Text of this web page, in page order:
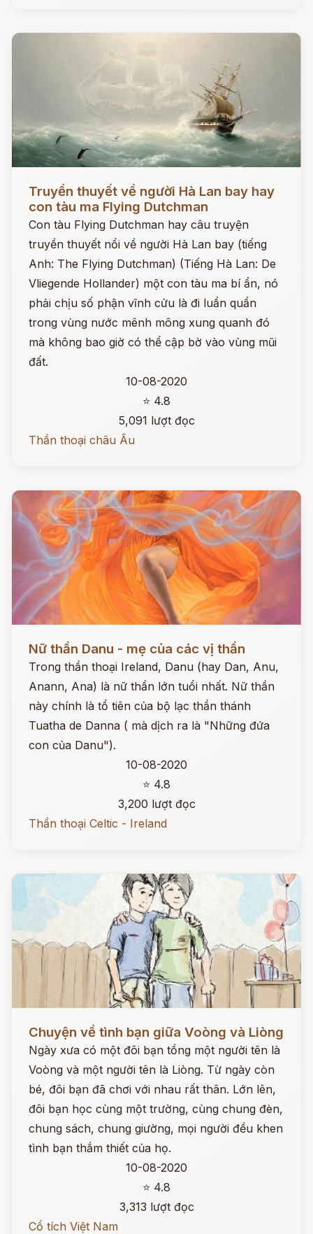
Đọc ngay
Truyền thuyết về người Hà Lan bay hay
con tàu ma Flying Dutchman
Con tàu Flying Dutchman hay câu truyện
truyền thuyết nổi về người Hà Lan bay (tiếng
Anh: The Flying Dutchman) (Tiếng Hà Lan: De
Vliegende Hollander) một con tàu ma bí ẩn, nó
phải chịu số phận vĩnh cửu là đi luẩn quẩn
trong vùng nước mênh mông xung quanh đó
mà không bao giờ có thể cập bờ vào vùng mũi
đất.
10-08-2020
⭐ 4.8
5,091 lượt đọc
Thần thoại châu Âu
Nữ thần Danu - mẹ của các vị thần
Trong thần thoại Ireland, Danu (hay Dan, Anu,
Anann, Ana) là nữ thần lớn tuổi nhất. Nữ thần
này chính là tổ tiên của bộ lạc thần thánh
Tuatha de Danna ( mà dịch ra là "Những đứa
con của Danu").
10-08-2020
⭐ 4.8
3,200 lượt đọc
Thần thoại Celtic - Ireland
Chuyện về tình bạn giữa Voòng và Liòng
Ngày xưa có một đôi bạn tồng một người tên là
Voòng và một người tên là Liòng. Từ ngày còn
bé, đôi bạn đã chơi với nhau rất thân. Lớn lên,
đôi bạn học cùng một trường, cùng chung đèn,
chung sách, chung giường, mọi người đều khen
tình bạn thắm thiết của họ.
10-08-2020
⭐ 4.8
3,313 lượt đọc
Cổ tích Việt Nam